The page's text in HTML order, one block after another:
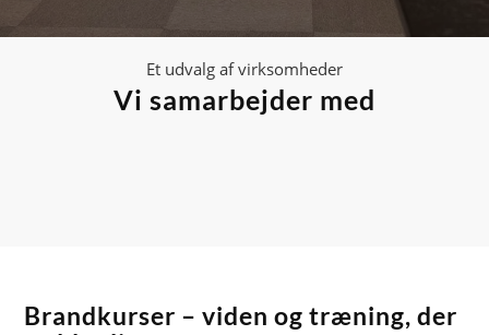
Et udvalg af virksomheder
Vi samarbejder med
Brandkurser – viden og træning, der